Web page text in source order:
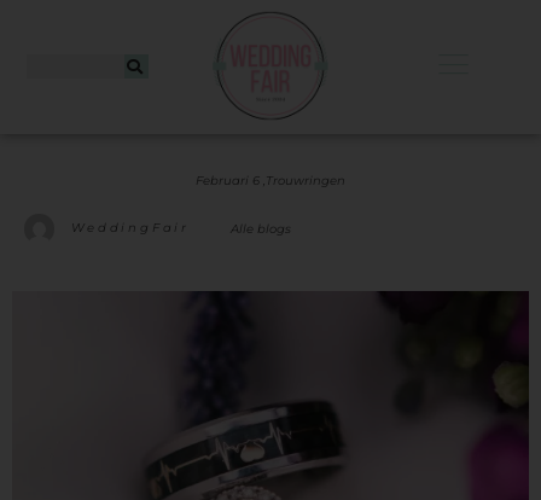
Februari 6 ,Trouwringen
WeddingFair Alle blogs